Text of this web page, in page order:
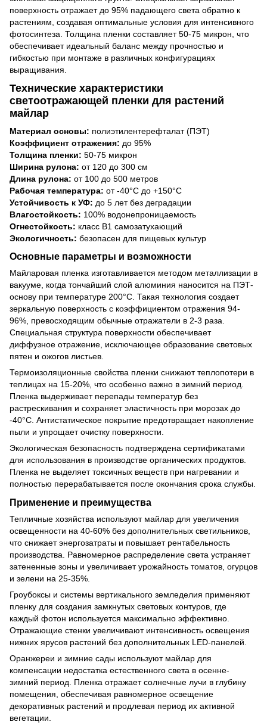
поверхность отражает до 95% падающего света обратно к
растениям, создавая оптимальные условия для интенсивного
фотосинтеза. Толщина пленки составляет 50-75 микрон, что
обеспечивает идеальный баланс между прочностью и
гибкостью при монтаже в различных конфигурациях
выращивания.
Технические характеристики
светоотражающей пленки для растений
майлар
Материал основы: полиэтилентерефталат (ПЭТ)
Коэффициент отражения: до 95%
Толщина пленки: 50-75 микрон
Ширина рулона: от 120 до 300 см
Длина рулона: от 100 до 500 метров
Рабочая температура: от -40°С до +150°С
Устойчивость к УФ: до 5 лет без деградации
Влагостойкость: 100% водонепроницаемость
Огнестойкость: класс В1 самозатухающий
Экологичность: безопасен для пищевых культур
Основные параметры и возможности
Майларовая пленка изготавливается методом металлизации в
вакууме, когда тончайший слой алюминия наносится на ПЭТ-
основу при температуре 200°С. Такая технология создает
зеркальную поверхность с коэффициентом отражения 94-
96%, превосходящим обычные отражатели в 2-3 раза.
Специальная структура поверхности обеспечивает
диффузное отражение, исключающее образование световых
пятен и ожогов листьев.
Термоизоляционные свойства пленки снижают теплопотери в
теплицах на 15-20%, что особенно важно в зимний период.
Пленка выдерживает перепады температур без
растрескивания и сохраняет эластичность при морозах до
-40°С. Антистатическое покрытие предотвращает накопление
пыли и упрощает очистку поверхности.
Экологическая безопасность подтверждена сертификатами
для использования в производстве органических продуктов.
Пленка не выделяет токсичных веществ при нагревании и
полностью перерабатывается после окончания срока службы.
Применение и преимущества
Тепличные хозяйства используют майлар для увеличения
освещенности на 40-60% без дополнительных светильников,
что снижает энергозатраты и повышает рентабельность
производства. Равномерное распределение света устраняет
затененные зоны и увеличивает урожайность томатов, огурцов
и зелени на 25-35%.
Гроубоксы и системы вертикального земледелия применяют
пленку для создания замкнутых световых контуров, где
каждый фотон используется максимально эффективно.
Отражающие стенки увеличивают интенсивность освещения
нижних ярусов растений без дополнительных LED-панелей.
Оранжереи и зимние сады используют майлар для
компенсации недостатка естественного света в осенне-
зимний период. Пленка отражает солнечные лучи в глубину
помещения, обеспечивая равномерное освещение
декоративных растений и продлевая период их активной
вегетации.